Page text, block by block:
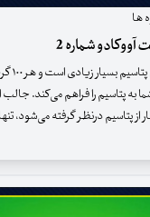
ها
آووکادو شماره 2
شما به پتاسیم را فراهم می‌کند.